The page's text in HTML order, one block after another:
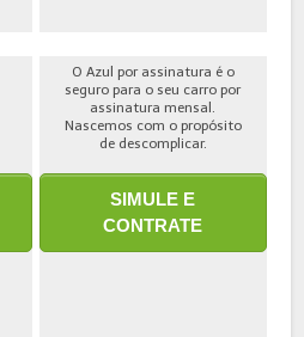
O Azul por assinatura é o
seguro para o seu carro por
assinatura mensal.
Nascemos com o propósito
de descomplicar.
SIMULE E
CONTRATE